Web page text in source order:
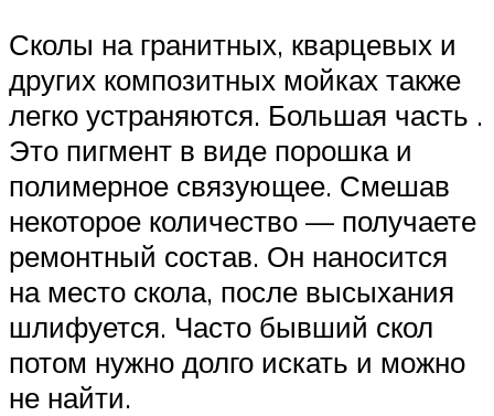
Сколы на гранитных, кварцевых и
других композитных мойках также
легко устраняются. Большая часть .
Это пигмент в виде порошка и
полимерное связующее. Смешав
некоторое количество — получаете
ремонтный состав. Он наносится
на место скола, после высыхания
шлифуется. Часто бывший скол
потом нужно долго искать и можно
не найти.